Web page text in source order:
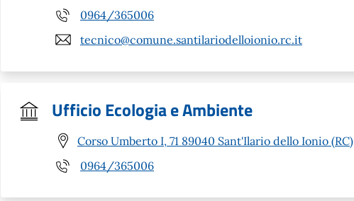
0964/365006
tecnico@comune.santilariodelloionio.rc.it
Ufficio Ecologia e Ambiente
Corso Umberto I, 71 89040 Sant'Ilario dello Ionio (RC)
0964/365006